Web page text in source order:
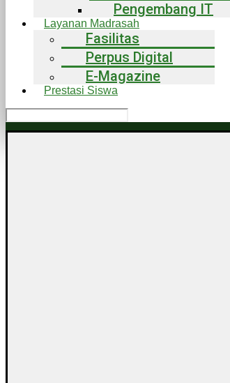
Pengembang IT
Layanan Madrasah
Fasilitas
Perpus Digital
E-Magazine
Prestasi Siswa